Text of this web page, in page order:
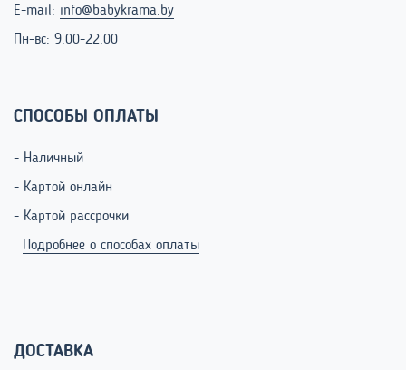
E-mail: info@babykrama.by
Пн-вс: 9.00-22.00
СПОСОБЫ ОПЛАТЫ
- Наличный
- Картой онлайн
- Картой рассрочки
Подробнее о способах оплаты
ДОСТАВКА